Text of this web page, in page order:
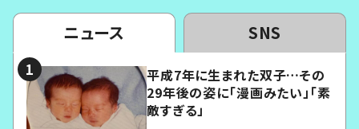
ニュース SNS
平成7年に生まれた双子…その
29年後の姿に「漫画みたい」「素
敵すぎる」